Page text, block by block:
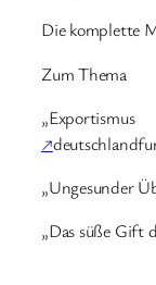
Die komplette
Zum Thema
↗
„Ungesunder
„Das süße Gift